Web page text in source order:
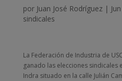
por Juan José Rodríguez|
sindicales
La Federación de Industria de
ganado las elecciones sindicales
Indra situado en la calle Julián